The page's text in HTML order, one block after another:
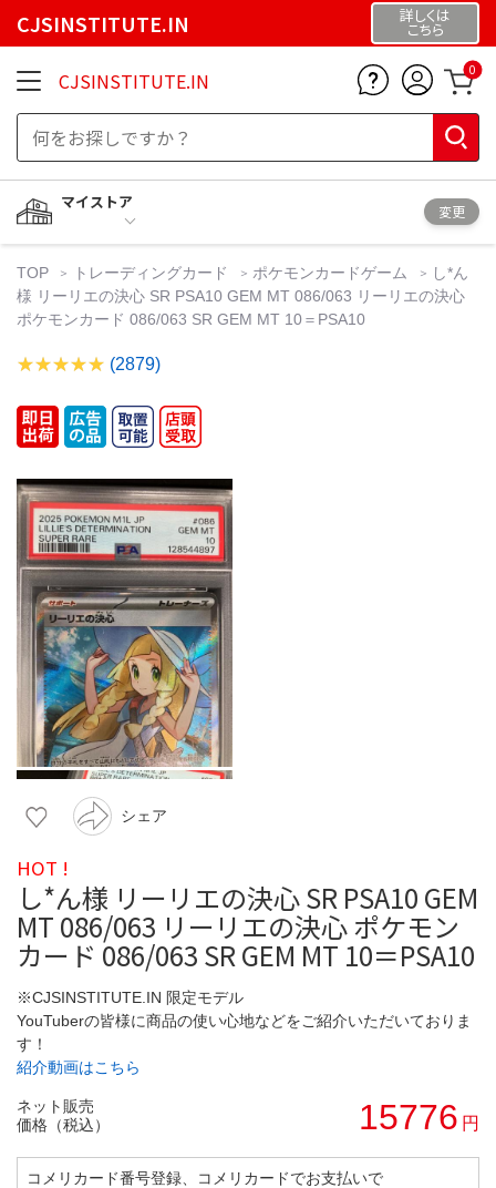
CJSINSTITUTE.IN 詳しくは
こちら
CJSINSTITUTE.IN 0
マイストア
変更
TOP トレーディングカード ポケモンカードゲーム
し*ん
様 リーリエの決心 SR PSA10 GEM MT 086/063 リーリエの決心
ポケモンカード 086/063 SR GEM MT 10＝PSA10
(2879)
シェア
HOT !
し*ん様 リーリエの決心 SR PSA10 GEM
MT 086/063 リーリエの決心 ポケモン
カード 086/063 SR GEM MT 10＝PSA10
※CJSINSTITUTE.IN 限定モデル
YouTuberの皆様に商品の使い心地などをご紹介いただいておりま
す！
紹介動画はこちら
ネット販売
価格（税込）
15776 円
コメリカード番号登録、コメリカードでお支払いで